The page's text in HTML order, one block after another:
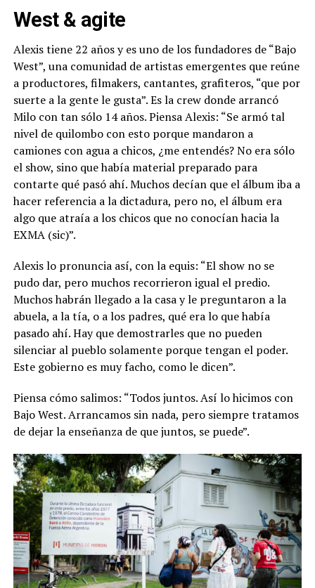
West & agite
Alexis tiene 22 años y es uno de los fundadores de “Bajo
West”, una comunidad de artistas emergentes que reúne
a productores, filmakers, cantantes, grafiteros, “que por
suerte a la gente le gusta”. Es la crew donde arrancó
Milo con tan sólo 14 años. Piensa Alexis: “Se armó tal
nivel de quilombo con esto porque mandaron a
camiones con agua a chicos, ¿me entendés? No era sólo
el show, sino que había material preparado para
contarte qué pasó ahí. Muchos decían que el álbum iba a
hacer referencia a la dictadura, pero no, el álbum era
algo que atraía a los chicos que no conocían hacia la
EXMA (sic)”.
Alexis lo pronuncia así, con la equis: “El show no se
pudo dar, pero muchos recorrieron igual el predio.
Muchos habrán llegado a la casa y le preguntaron a la
abuela, a la tía, o a los padres, qué era lo que había
pasado ahí. Hay que demostrarles que no pueden
silenciar al pueblo solamente porque tengan el poder.
Este gobierno es muy facho, como le dicen”.
Piensa cómo salimos: “Todos juntos. Así lo hicimos con
Bajo West. Arrancamos sin nada, pero siempre tratamos
de dejar la enseñanza de que juntos, se puede”.